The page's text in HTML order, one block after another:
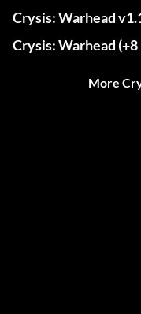
Crysis: Warhead
Crysis: Warhead
More